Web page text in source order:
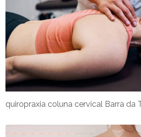
quiropraxia coluna cervical Barra da